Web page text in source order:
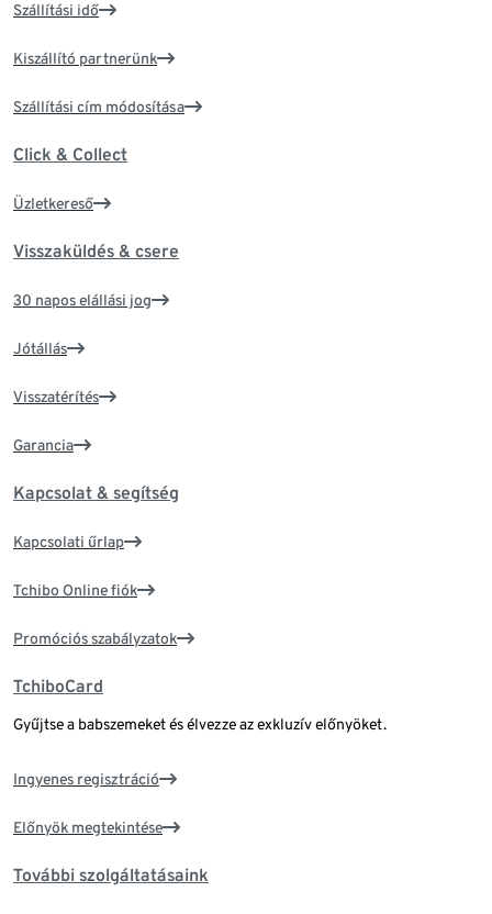
Szállítási idő
Kiszállító partnerünk
Szállítási cím módosítása
Click & Collect
Üzletkereső
Visszaküldés & csere
30 napos elállási jog
Jótállás
Visszatérítés
Garancia
Kapcsolat & segítség
Kapcsolati űrlap
Tchibo Online fiók
Promóciós szabályzatok
TchiboCard
Gyűjtse a babszemeket és élvezze az exkluzív előnyöket.
Ingyenes regisztráció
Előnyök megtekintése
További szolgáltatásaink